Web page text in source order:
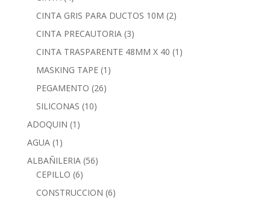
CINTA GRIS PARA DUCTOS 10M (2)
CINTA PRECAUTORIA (3)
CINTA TRASPARENTE 48MM X 40 (1)
MASKING TAPE (1)
PEGAMENTO (26)
SILICONAS (10)
ADOQUIN (1)
AGUA (1)
ALBAÑILERIA (56)
CEPILLO (6)
CONSTRUCCION (6)